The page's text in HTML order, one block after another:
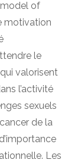
of
motivation
le
valorisent
l’activité
sexuels
de la
Les